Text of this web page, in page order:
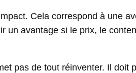
Cela correspond à une
un avantage si le prix, le
pas de tout réinventer. Il doit